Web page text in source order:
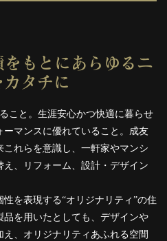
もとにあらゆるニ
カタチに
こと。生涯安心かつ快適に暮らせ
マンスに優れていること。成友
これらを意識し、一軒家やマンシ
え、リフォーム、設計・デザイン
を表現する“オリジナリティ”の住
品を用いたとしても、デザインや
、オリジナリティあふれる空間